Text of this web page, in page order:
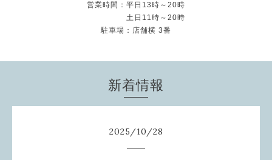
営業時間：平日13時～20時
土日11時～20時
駐車場：店舗横 3番
新着情報
2025/10/28